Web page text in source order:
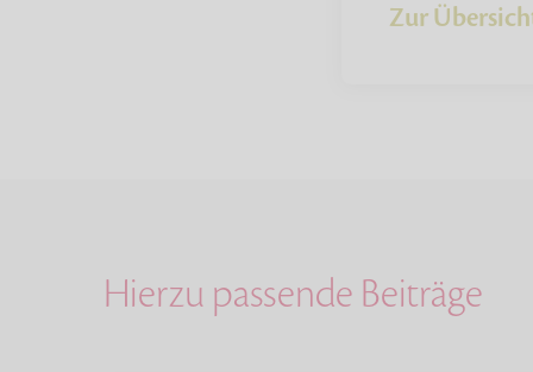
Zur
Hierzu passende Beiträge